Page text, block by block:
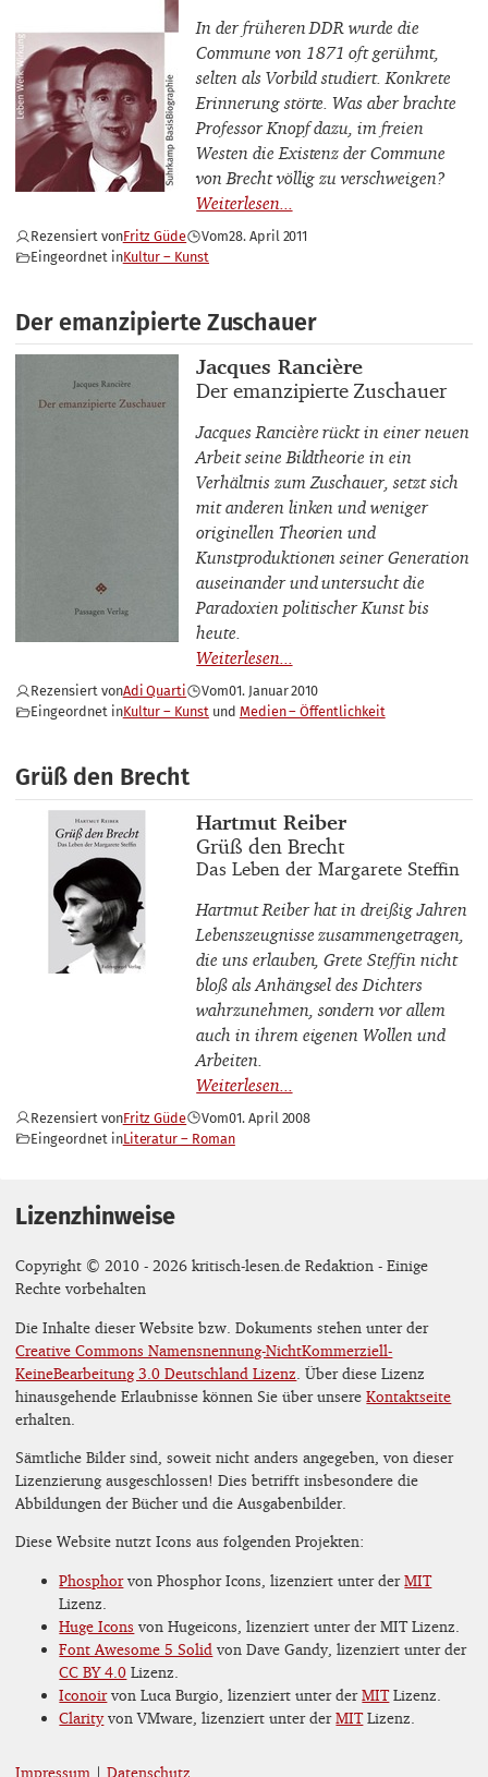
In der früheren DDR wurde die
Commune von 1871 oft gerühmt,
selten als Vorbild studiert. Konkrete
Erinnerung störte. Was aber brachte
Professor Knopf dazu, im freien
Westen die Existenz derCommune
von Brecht völlig zu verschweigen?
Rezensiert vonFritz Güde Vom28. April 2011
Eingeordnet inKultur – Kunst
Der emanzipierte Zuschauer
Buchautor_innen
Jacques Rancière
Buchtitel
Der emanzipierte Zuschauer
Jacques Rancière rückt in einer neuen
Arbeit seine Bildtheorie in ein
Verhältnis zum Zuschauer, setzt sich
mit anderen linken und weniger
originellen Theorien und
Kunstproduktionen seiner Generation
auseinander und untersucht die
Paradoxien politischer Kunst bis
heute.
Rezensiert vonAdi Quarti Vom01. Januar 2010
Eingeordnet inKultur – Kunst Medien – Öffentlichkeit
Grüß den Brecht
Buchautor_innen
Hartmut Reiber
Buchtitel
Grüß den Brecht
Buchuntertitel
Das Leben der Margarete Steffin
Hartmut Reiber hat in dreißig Jahren
Lebenszeugnisse zusammengetragen,
die uns erlauben, Grete Steffin nicht
bloß als Anhängsel des Dichters
wahrzunehmen, sondern vor allem
auch in ihrem eigenen Wollen und
Arbeiten.
Rezensiert vonFritz Güde Vom01. April 2008
Eingeordnet inLiteratur – Roman
Lizenzhinweise
Copyright © 2010 - 2026 kritisch-lesen.de Redaktion - Einige
Rechte vorbehalten
Die Inhalte dieser Website bzw. Dokuments stehen unter der
Creative Commons Namensnennung-NichtKommerziell-
KeineBearbeitung 3.0 Deutschland Lizenz . Über diese Lizenz
hinausgehende Erlaubnisse können Sie über unsereKontaktseite
erhalten.
Sämtliche Bilder sind, soweit nicht anders angegeben, von dieser
Lizenzierung ausgeschlossen! Dies betrifft insbesondere die
Abbildungen der Bücher und die Ausgabenbilder.
Diese Website nutzt Icons aus folgenden Projekten:
Phosphorvon Phosphor Icons, lizenziert unter derMIT
Lizenz.
Huge Icons von Hugeicons, lizenziert unter der MIT Lizenz.
Font Awesome 5 Solid von Dave Gandy, lizenziert unter der
CC BY 4.0 Lizenz.
Iconoirvon Luca Burgio, lizenziert unter derMITLizenz.
Clarityvon VMware, lizenziert unter derMITLizenz.
Impressum |Datenschutz